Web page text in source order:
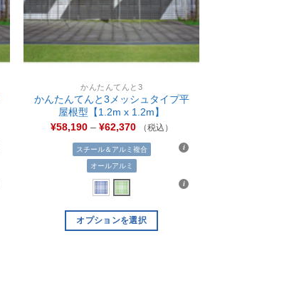
追加
かんたんてんと3
かんたんてんと3メッシュタイプ平
屋根型【1.2m x 1.2m】
¥58,190– ¥62,370 （税込）
スチール＆アルミ複合
オールアルミ
オプションを選択